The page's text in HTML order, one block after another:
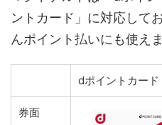
ントカード」に対応して
んポイント払いにも使えま
dポイントカード
券面